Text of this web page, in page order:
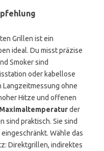
Grillen ist ein
ideal. Du misst präzise
Smoker sind
oder kabellose
Langzeitmessung ohne
Hitze und offenen
Maximaltemperaturder
sind praktisch. Sie sind
Wähle das
Direktgrillen, indirektes